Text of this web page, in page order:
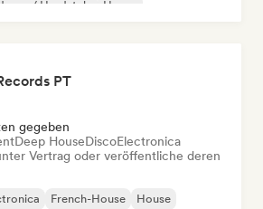
/ Hardstyle
House
PT
gegeben
Deep HouseDiscoElectronica
Vertrag oder veröffentliche deren
French-House House